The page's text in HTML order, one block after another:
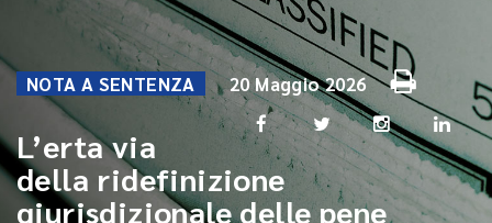
NOTA A SENTENZA 20 Maggio 2026
L’erta via
della ridefinizione
giurisdizionale delle pene